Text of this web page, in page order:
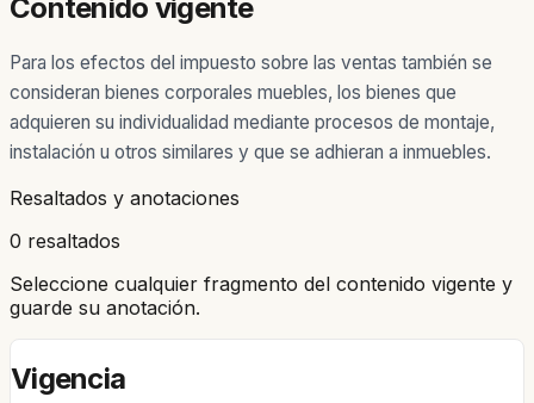
Contenido vigente
Para los efectos del impuesto sobre las ventas también se
consideran bienes corporales muebles, los bienes que
adquieren su individualidad mediante procesos de montaje,
instalación u otros similares y que se adhieran a inmuebles.
Resaltados y anotaciones
0 resaltados
Seleccione cualquier fragmento del contenido vigente y
guarde su anotación.
Vigencia